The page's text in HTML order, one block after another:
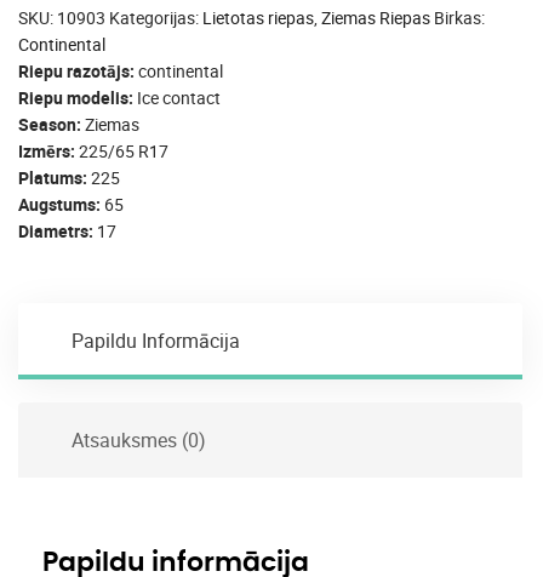
SKU: 10903 Kategorijas: Lietotas riepas, Ziemas Riepas Birkas:
Continental
Riepu razotājs continental
Riepu modelis Ice contact
Season Ziemas
Izmērs 225/65 R17
Platums 225
Augstums 65
Diametrs 17
Papildu Informācija
Atsauksmes (0)
Papildu informācija